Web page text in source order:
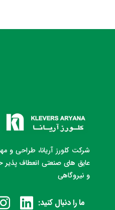
شرکت کلورز آریانا، طراحی
عایق های صنعتی انعطاف پذیر
و نیروگاهی
ما را دنبال کنید: